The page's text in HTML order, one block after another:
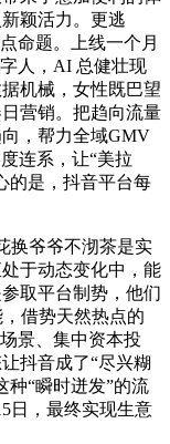
颖活力。更逃
命题。上线一个月
人，AI 总健壮现
机械，女性既巴望
营销。把趋向流量
，帮力全域GMV
连系，让“美拉
的是，抖音平台每
爷爷不沏茶是实
于动态变化中，能
取平台制势，他们
借势天然热点的
景、集中资本投
抖音成了“尽兴糊
种“瞬时迸发”的流
日，最终实现生意